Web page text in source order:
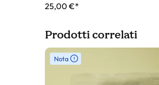
25,00 €*
Prodotti correlati
Slider prodotto
Nota